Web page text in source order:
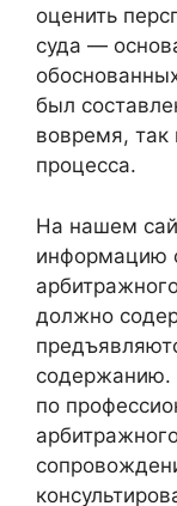
оценить
суда —
был
вовремя, так
процесса.
На нашем
информацию
должно
содержанию.
по